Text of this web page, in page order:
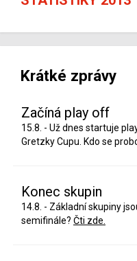
Krátké zprávy
Začíná play off
15.8. - Už dnes startuje
Gretzky Cupu. Kdo se
Konec skupin
14.8. - Základní skupiny
semifinále? Čti zde.